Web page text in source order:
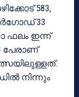
583,
33
ഫലം ഇന്ന്
പേരാണ്
നിന്നും